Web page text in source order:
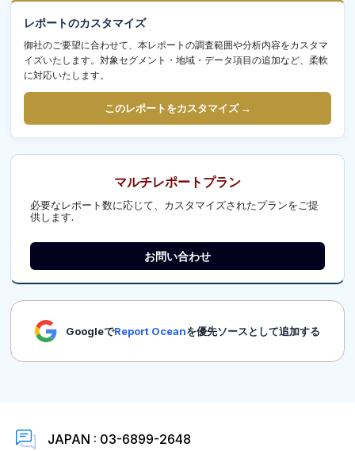
レポートのカスタマイズ
御社のご要望に合わせて、本レポートの調査範囲や分析内容をカスタマ
イズいたします。対象セグメント・地域・データ項目の追加など、柔軟
に対応いたします。
このレポートをカスタマイズ →
マルチレポートプラン
必要なレポート数に応じて、カスタマイズされたプランをご提
供します.
お問い合わせ
GoogleでReport Oceanを優先ソースとして追加する
JAPAN : 03-6899-2648